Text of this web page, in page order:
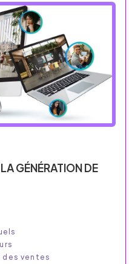
GÉNÉRATION DE
des ventes